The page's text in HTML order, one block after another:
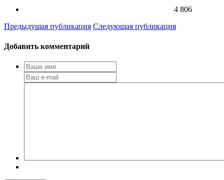
4 806
Предыдущая публикация Следующая публикация
Добавить комментарий